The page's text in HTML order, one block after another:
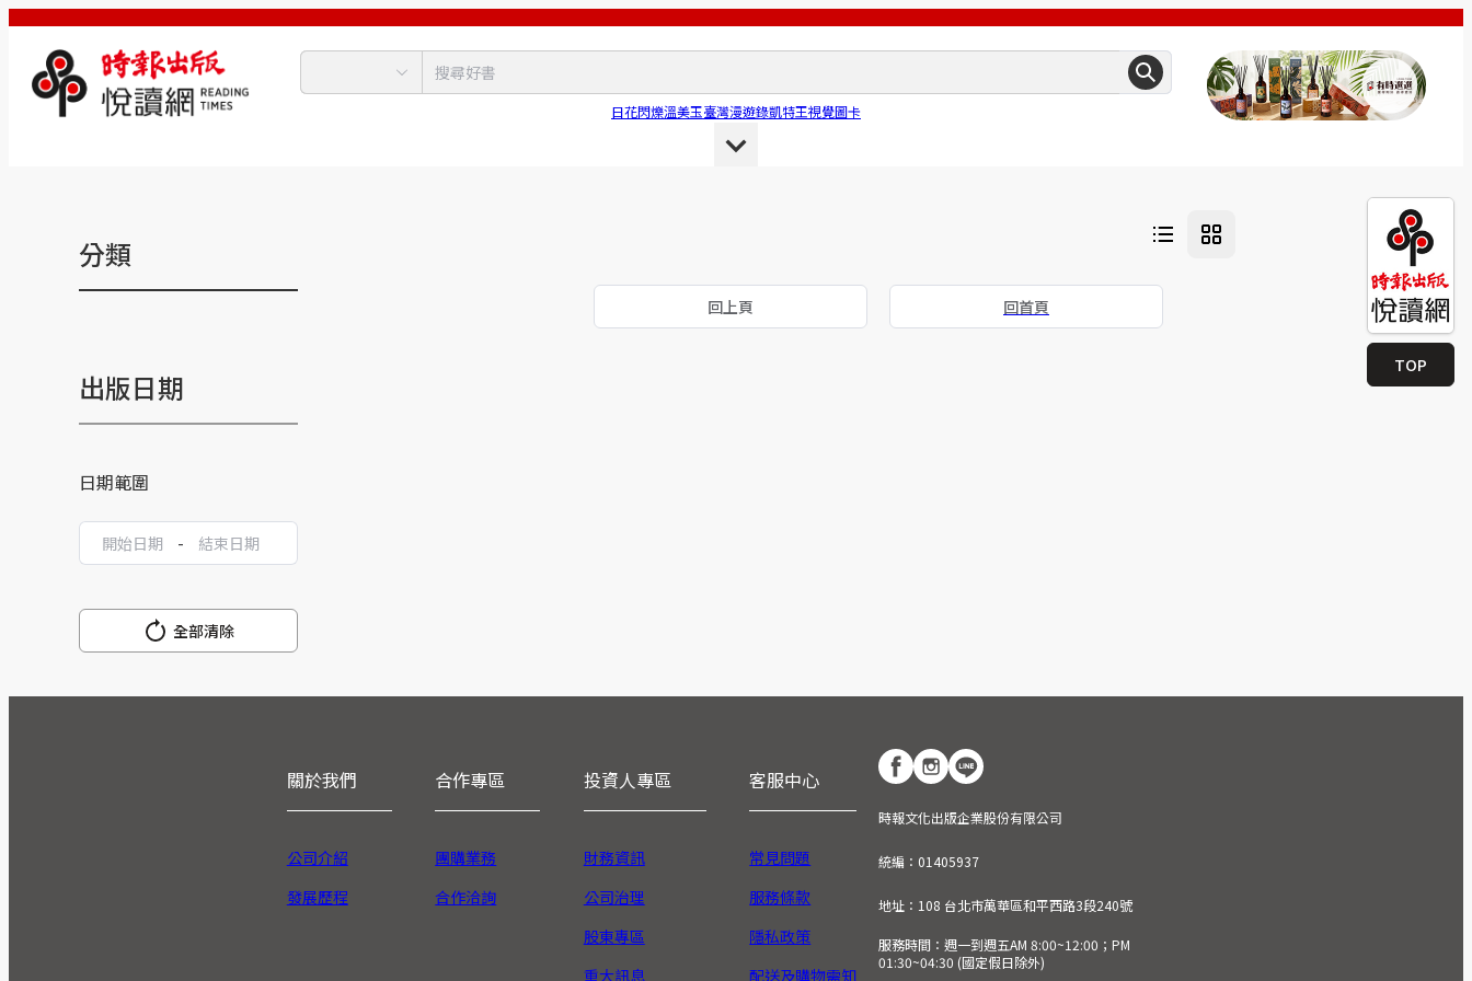
日花閃爍溫美玉臺灣漫遊錄凱特王視覺圖卡
TOP
分類
出版日期
日期範圍
-
全部清除
回上頁 回首頁
關於我們
公司介紹
發展歷程
合作專區
團購業務
合作洽詢
投資人專區
財務資訊
公司治理
股東專區
重大訊息
客服中心
常見問題
服務條款
隱私政策
配送及購物需知
時報文化出版企業股份有限公司
統編：01405937
地址：108 台北市萬華區和平西路3段240號
服務時間：週一到週五AM 8:00~12:00；PM
01:30~04:30 (國定假日除外)